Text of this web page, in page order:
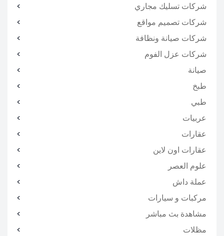
شركات تسليك مجاري
شركات تصميم مواقع
شركات صيانة ونظافة
شركات عزل الفوم
صيانة
طبخ
طبي
عربيات
عقارات
عقارات اون لاين
علوم العصر
عملة داش
مركبات و سيارات
مشاهدة بث مباشر
مظلات